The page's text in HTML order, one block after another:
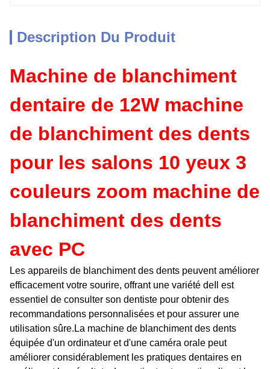
Description Du Produit
Machine de blanchiment
dentaire de 12W machine
de blanchiment des dents
pour les salons 10 yeux 3
couleurs zoom machine de
blanchiment des dents
avec PC
Les appareils de blanchiment des dents peuvent améliorer
efficacement votre sourire, offrant une variété de Il est
essentiel de consulter son dentiste pour obtenir des
recommandations personnalisées et pour assurer une
utilisation sûre.La machine de blanchiment des dents
équipée d'un ordinateur et d'une caméra orale peut
améliorer considérablement les pratiques dentaires en